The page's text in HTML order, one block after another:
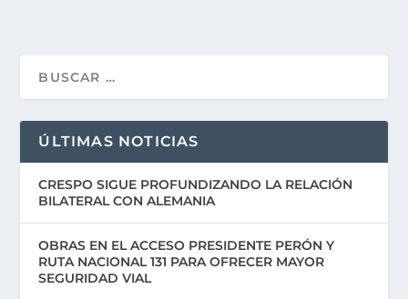
ÚLTIMAS NOTICIAS
CRESPO SIGUE PROFUNDIZANDO LA RELACIÓN
BILATERAL CON ALEMANIA
OBRAS EN EL ACCESO PRESIDENTE PERÓN Y
RUTA NACIONAL 131 PARA OFRECER MAYOR
SEGURIDAD VIAL